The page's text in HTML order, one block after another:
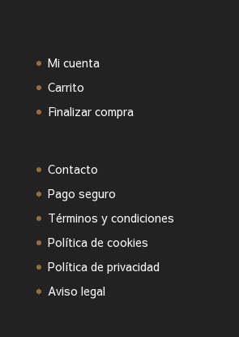
Mi cuenta
Carrito
Finalizar compra
Contacto
Pago seguro
Términos y condiciones
Política de cookies
Política de privacidad
Aviso legal